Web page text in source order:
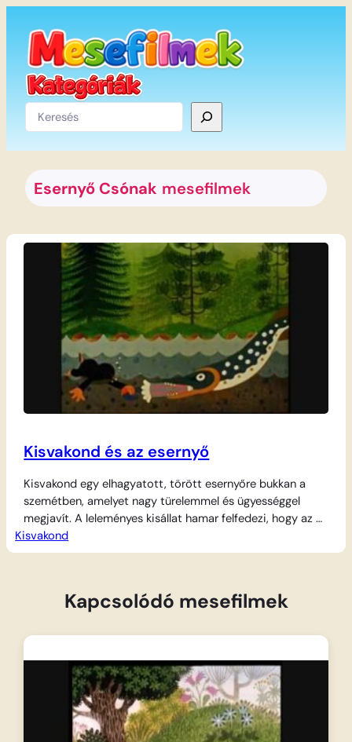
tartalomhoz
Keresés
Esernyő Csónak mesefilmek
Kisvakond és az esernyő
Kisvakond egy elhagyatott, törött esernyőre bukkan a
szemétben, amelyet nagy türelemmel és ügyességgel
megjavít. A leleményes kisállat hamar felfedezi, hogy az új
szerzemény nem csak az eső ellen véd: a tó vizén
csónakként ringatózik benne a halak között, a magasból
Kisvakond
Kapcsolódó mesefilmek